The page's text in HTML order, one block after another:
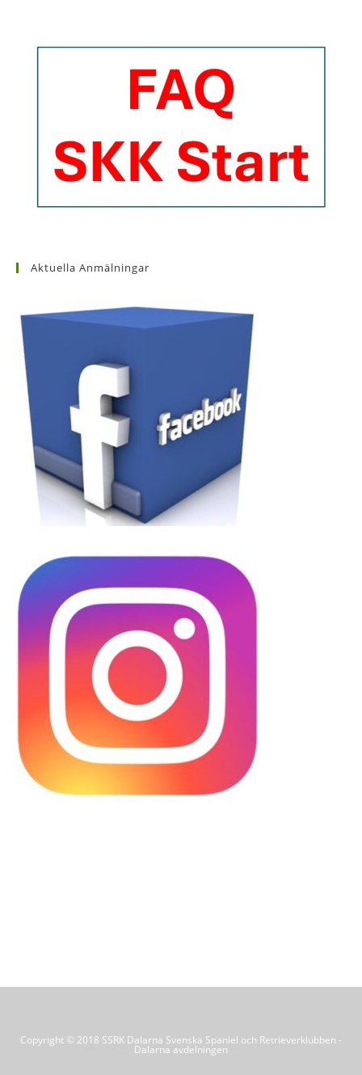
Aktuella Anmälningar
Copyright © 2018 SSRK Dalarna Svenska Spaniel och Retrieverklubben -
Dalarna avdelningen